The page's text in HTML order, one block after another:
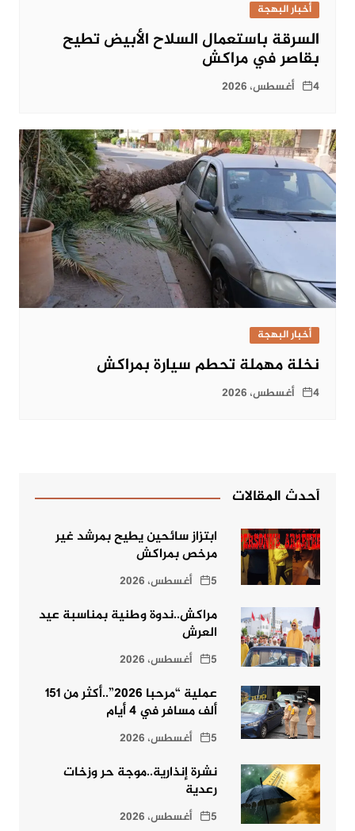
أخبار البهجة
السرقة باستعمال السلاح الأبيض تطيح
بقاصر في مراكش
4 أغسطس، 2026
أخبار البهجة
نخلة مهملة تحطم سيارة بمراكش
4 أغسطس، 2026
أحدث المقالات
ابتزاز سائحين يطيح بمرشد غير
مرخص بمراكش
5 أغسطس، 2026
مراكش..ندوة وطنية بمناسبة عيد
العرش
5 أغسطس، 2026
عملية “مرحبا 2026”..أكثر من 151
ألف مسافر في 4 أيام
5 أغسطس، 2026
نشرة إنذارية..موجة حر وزخات
رعدية
5 أغسطس، 2026